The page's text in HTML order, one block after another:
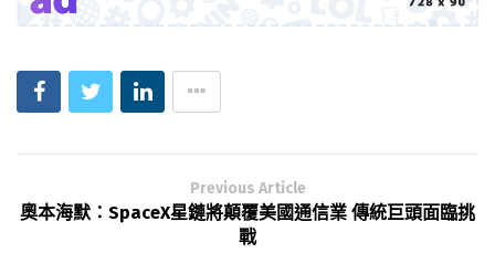
Previous Article
奧本海默：SpaceX星鏈將顛覆美國通信業 傳統巨頭面臨挑
戰